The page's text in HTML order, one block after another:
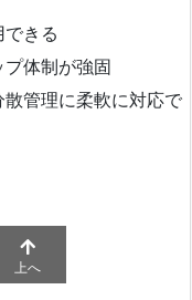
きる
体制が強固
管理に柔軟に対応で
上へ